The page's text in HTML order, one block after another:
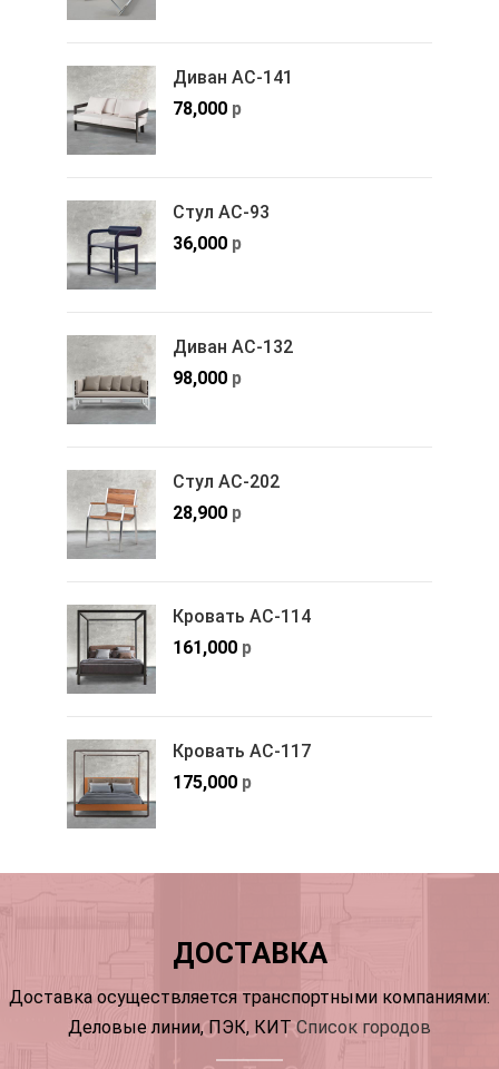
Диван АС-141
78,000 р
Стул АС-93
36,000 р
Диван АС-132
98,000 р
Стул АС-202
28,900 р
Кровать АС-114
161,000 р
Кровать АС-117
175,000 р
ДОСТАВКА
Доставка осуществляется транспортными компаниями:
Деловые линии, ПЭК, КИТ Список городов